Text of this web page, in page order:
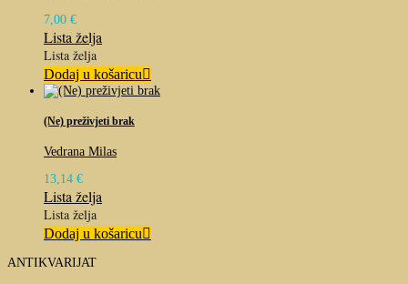
7,00 €
Lista želja
Lista želja
Dodaj u košaricu
(Ne) preživjeti brak
Vedrana Milas
13,14 €
Lista želja
Lista želja
Dodaj u košaricu
ANTIKVARIJAT